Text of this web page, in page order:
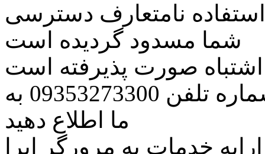
نامتعارف دسترسی
شما مسدود گردیده است
اشتباه صورت پذیرفته است
مراتب این مسئله را از طریق شماره تلفن 09353273300 به
ما اطلاع دهید
خدمات به مرورگر اپرا